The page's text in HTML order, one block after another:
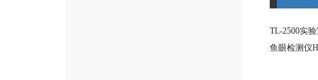
TL-2500实
鱼眼检测仪